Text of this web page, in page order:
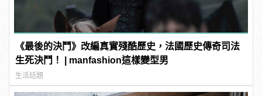
《最後的決鬥》改編真實殘酷歷史，法國歷史傳奇司法
生死決鬥！ | manfashion這樣變型男
生活話題